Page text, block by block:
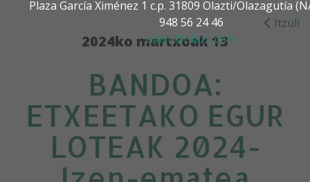
Plaza García Ximénez 1 c.p. 31809 Olazti/Olazagutía
948 56 24 46
olazti@olazti.com
Itzuli
2024ko martxoak 13
BANDOA:
ETXEETAKO EGUR
LOTEAK 2024-